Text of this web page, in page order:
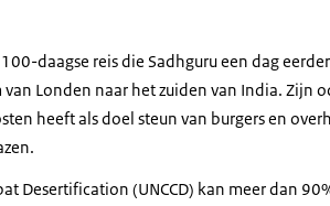
daagse reis die Sadhguru een dag
Londen naar het zuiden van India. Zijn
heeft als doel steun van burgers en
Desertification (UNCCD) kan meer dan